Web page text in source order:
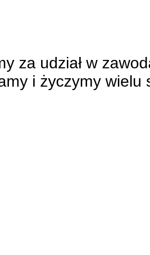
za udział w
i życzymy wielu